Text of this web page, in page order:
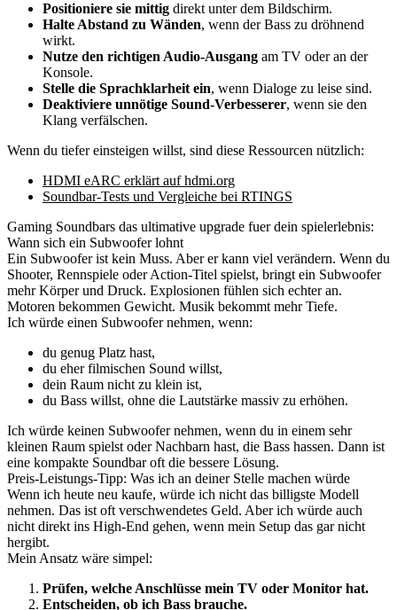
Positioniere sie mittig direkt unter dem Bildschirm.
Halte Abstand zu Wänden, wenn der Bass zu dröhnend
wirkt.
Nutze den richtigen Audio-Ausgang am TV oder an der
Konsole.
Stelle die Sprachklarheit ein, wenn Dialoge zu leise sind.
Deaktiviere unnötige Sound-Verbesserer, wenn sie den
Klang verfälschen.
Wenn du tiefer einsteigen willst, sind diese Ressourcen nützlich:
HDMI eARC erklärt auf hdmi.org
Soundbar-Tests und Vergleiche bei RTINGS
Gaming Soundbars das ultimative upgrade fuer dein spielerlebnis:
Wann sich ein Subwoofer lohnt
Ein Subwoofer ist kein Muss. Aber er kann viel verändern. Wenn du
Shooter, Rennspiele oder Action-Titel spielst, bringt ein Subwoofer
mehr Körper und Druck. Explosionen fühlen sich echter an.
Motoren bekommen Gewicht. Musik bekommt mehr Tiefe.
Ich würde einen Subwoofer nehmen, wenn:
du genug Platz hast,
du eher filmischen Sound willst,
dein Raum nicht zu klein ist,
du Bass willst, ohne die Lautstärke massiv zu erhöhen.
Ich würde keinen Subwoofer nehmen, wenn du in einem sehr
kleinen Raum spielst oder Nachbarn hast, die Bass hassen. Dann ist
eine kompakte Soundbar oft die bessere Lösung.
Preis-Leistungs-Tipp: Was ich an deiner Stelle machen würde
Wenn ich heute neu kaufe, würde ich nicht das billigste Modell
nehmen. Das ist oft verschwendetes Geld. Aber ich würde auch
nicht direkt ins High-End gehen, wenn mein Setup das gar nicht
hergibt.
Mein Ansatz wäre simpel:
Prüfen, welche Anschlüsse mein TV oder Monitor hat.
Entscheiden, ob ich Bass brauche.